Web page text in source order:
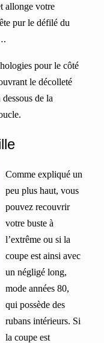
allonge votre
pur le défilé du
pour le côté
le décolleté
de la
Comme expliqué un
peu plus haut, vous
pouvez recouvrir
votre buste à
l’extrême ou si la
coupe est ainsi avec
un négligé long,
mode années 80,
qui possède des
rubans intérieurs. Si
la coupe est